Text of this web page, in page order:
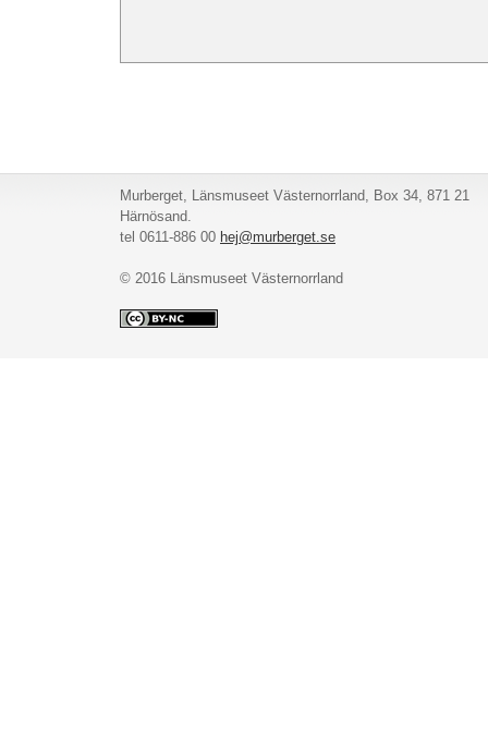
Murberget, Länsmuseet Västernorrland, Box 34, 871 21
Härnösand.
tel 0611-886 00 hej@murberget.se
© 2016 Länsmuseet Västernorrland